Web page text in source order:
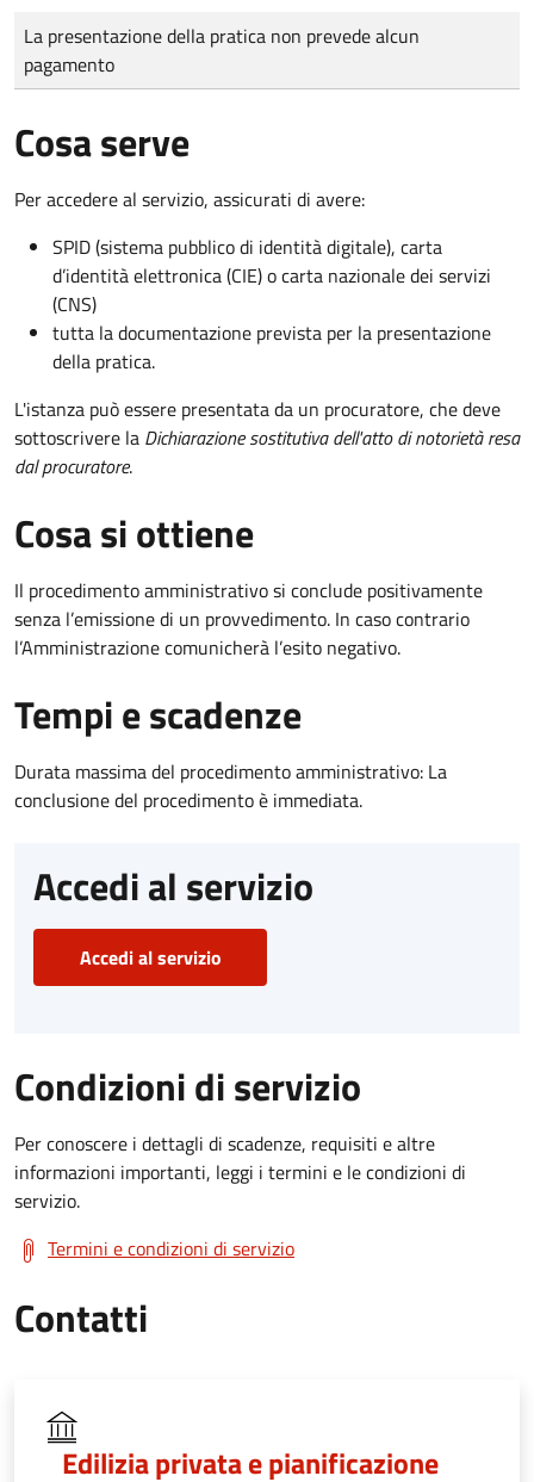
Tipo di pagamento
Importo
La presentazione della pratica non prevede alcun
pagamento
Cosa serve
Per accedere al servizio, assicurati di avere:
SPID (sistema pubblico di identità digitale), carta
d’identità elettronica (CIE) o carta nazionale dei servizi
(CNS)
tutta la documentazione prevista per la presentazione
della pratica.
L'istanza può essere presentata da un procuratore, che deve
sottoscrivere la Dichiarazione sostitutiva dell'atto di notorietà resa
dal procuratore.
Cosa si ottiene
Il procedimento amministrativo si conclude positivamente
senza l’emissione di un provvedimento. In caso contrario
l’Amministrazione comunicherà l’esito negativo.
Tempi e scadenze
Durata massima del procedimento amministrativo: La
conclusione del procedimento è immediata.
Accedi al servizio
Accedi al servizio
Condizioni di servizio
Per conoscere i dettagli di scadenze, requisiti e altre
informazioni importanti, leggi i termini e le condizioni di
servizio.
Termini e condizioni di servizio
Contatti
Edilizia privata e pianificazione